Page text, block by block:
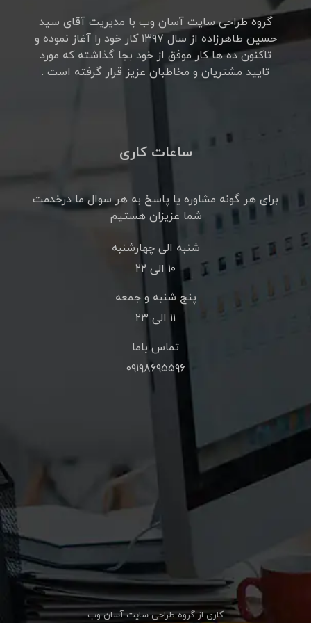
گروه طراحی سایت آسان وب با مدیریت آقای سید
حسین طاهرزاده از سال ۱۳۹۷ کار خود را آغاز نموده و
تاکنون ده ها کار موفق از خود بجا گذاشته که مورد
تایید مشتریان و مخاطبان عزیز قرار گرفته است .
ساعات کاری
برای هر گونه مشاوره یا پاسخ به هر سوال ما درخدمت
شما عزیزان هستیم
شنبه الی چهارشنبه
۱۰ الی ۲۲
پنج شنبه و جمعه
۱۱ الی ۲۳
تماس باما
۰۹۱۹۸۶۹۵۵۹۶
کاری از گروه طراحی سایت آسان وب